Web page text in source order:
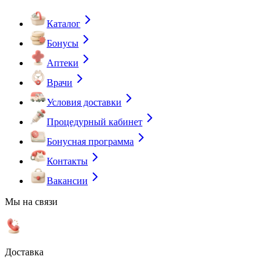
Каталог
Бонусы
Аптеки
Врачи
Условия доставки
Процедурный кабинет
Бонусная программа
Контакты
Вакансии
Мы на связи
Доставка